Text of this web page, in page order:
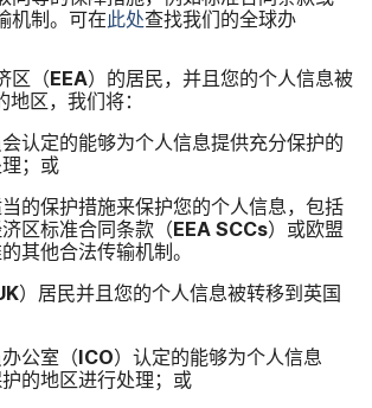
机制。​可​在此​处查找​我们​的​全球​办​
区​（EEA）​的​居民，​并且​您​的​个人​信息​被​
地区，​我们​将：
认定​的​能够​为​个​人​信息​提供​充分​保护​的​
；​或
的​保护​措施来​保护​您​的​个人​信息，​包括​
区​标准​合同​条款​（EEA SCCs）​或​欧盟​
其他​合法​传输​机制。
）​居民​并且​您​的​个人​信息​被​转移​到​英国​
公室​（ICO）​认定​的​能够​为​个​人​信息​
的​地区​进行​处理；​或